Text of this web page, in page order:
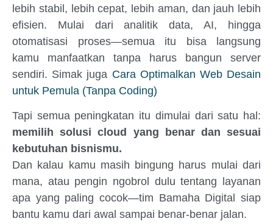
lebih stabil, lebih cepat, lebih aman, dan jauh lebih
efisien. Mulai dari analitik data, AI, hingga
otomatisasi proses—semua itu bisa langsung
kamu manfaatkan tanpa harus bangun server
sendiri. Simak juga Cara Optimalkan Web Desain
untuk Pemula (Tanpa Coding)
Tapi semua peningkatan itu dimulai dari satu hal:
memilih solusi cloud yang benar dan sesuai
kebutuhan bisnismu.
Dan kalau kamu masih bingung harus mulai dari
mana, atau pengin ngobrol dulu tentang layanan
apa yang paling cocok—tim Bamaha Digital siap
bantu kamu dari awal sampai benar-benar jalan.